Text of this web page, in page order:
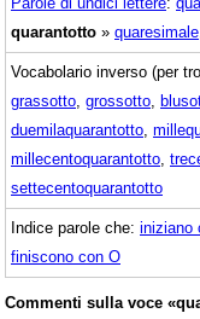
quarantotto » quaresimale
Vocabolario inverso (per
grassotto grossotto
duemilaquarantotto
millecentoquarantotto
settecentoquarantotto
Indice parole che: iniziano
finiscono con O
Commenti sulla voce